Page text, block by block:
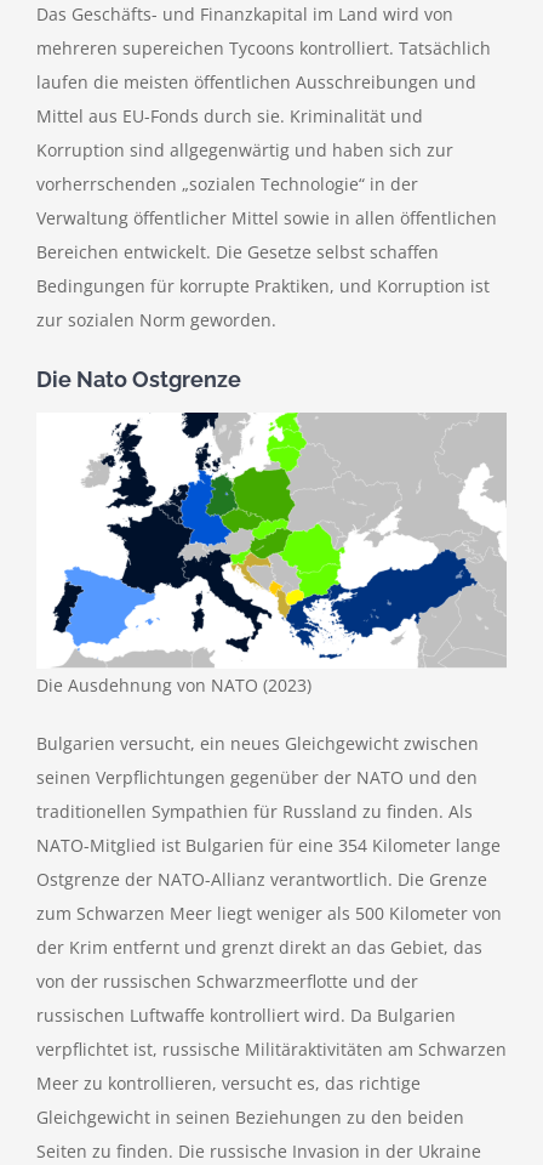
Das Geschäfts- und Finanzkapital im Land wird von
mehreren supereichen Tycoons kontrolliert. Tatsächlich
laufen die meisten öffentlichen Ausschreibungen und
Mittel aus EU-Fonds durch sie. Kriminalität und
Korruption sind allgegenwärtig und haben sich zur
vorherrschenden „sozialen Technologie“ in der
Verwaltung öffentlicher Mittel sowie in allen öffentlichen
Bereichen entwickelt. Die Gesetze selbst schaffen
Bedingungen für korrupte Praktiken, und Korruption ist
zur sozialen Norm geworden.
Die Nato Ostgrenze
Die Ausdehnung von NATO (2023)
Bulgarien versucht, ein neues Gleichgewicht zwischen
seinen Verpflichtungen gegenüber der NATO und den
traditionellen Sympathien für Russland zu finden. Als
NATO-Mitglied ist Bulgarien für eine 354 Kilometer lange
Ostgrenze der NATO-Allianz verantwortlich. Die Grenze
zum Schwarzen Meer liegt weniger als 500 Kilometer von
der Krim entfernt und grenzt direkt an das Gebiet, das
von der russischen Schwarzmeerflotte und der
russischen Luftwaffe kontrolliert wird. Da Bulgarien
verpflichtet ist, russische Militäraktivitäten am Schwarzen
Meer zu kontrollieren, versucht es, das richtige
Gleichgewicht in seinen Beziehungen zu den beiden
Seiten zu finden. Die russische Invasion in der Ukraine